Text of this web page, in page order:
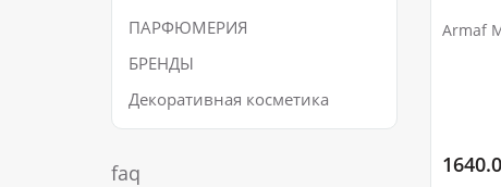
ПАРФЮМЕРИЯ
БРЕНДЫ
Декоративная косметика
faq
Armaf